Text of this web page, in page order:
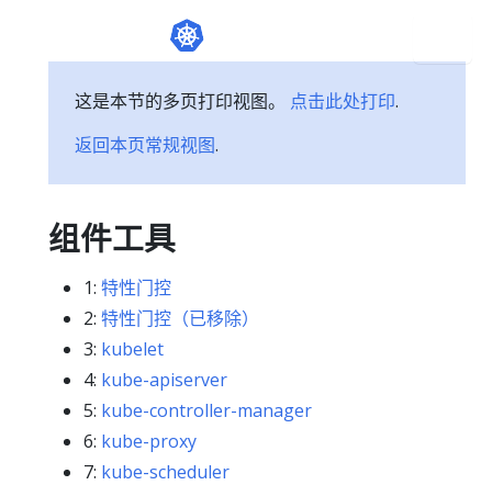
这是本节的多页打印视图。 点击此处打印.
返回本页常规视图.
组件工具
1: 特性门控
2: 特性门控（已移除）
3: kubelet
4: kube-apiserver
5: kube-controller-manager
6: kube-proxy
7: kube-scheduler